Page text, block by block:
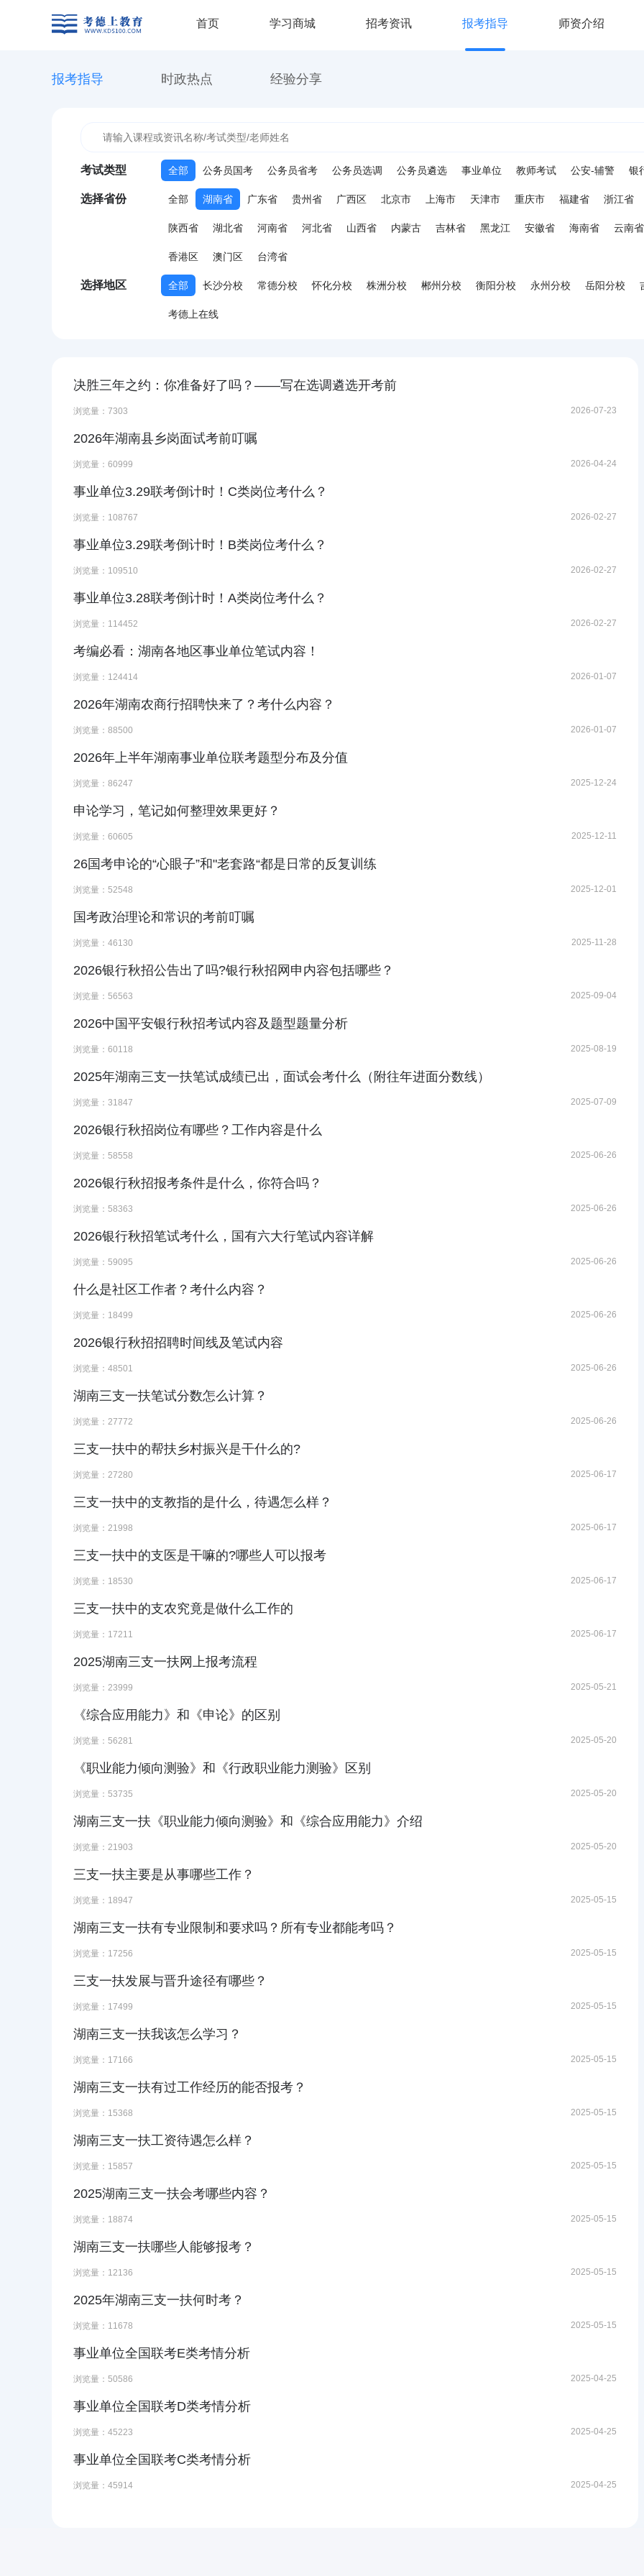
首页 学习商城 招考资讯 报考指导 师资介绍
报考指导 时政热点 经验分享
考试类型 全部 公务员国考 公务员省考 公务员选调 公务员遴选 事业单位 教师考试 公安-辅警 银
选择省份 全部 湖南省 广东省 贵州省 广西区 北京市 上海市 天津市 重庆市 福建省 浙江省
陕西省 湖北省 河南省 河北省 山西省 内蒙古 吉林省 黑龙江 安徽省 海南省 云南省
香港区 澳门区 台湾省
选择地区 全部 长沙分校 常德分校 怀化分校 株洲分校 郴州分校 衡阳分校 永州分校 岳阳分校
考德上在线
决胜三年之约：你准备好了吗？——写在选调遴选开考前
浏览量：7303 2026-07-23
2026年湖南县乡岗面试考前叮嘱
浏览量：60999 2026-04-24
事业单位3.29联考倒计时！C类岗位考什么？
浏览量：108767 2026-02-27
事业单位3.29联考倒计时！B类岗位考什么？
浏览量：109510 2026-02-27
事业单位3.28联考倒计时！A类岗位考什么？
浏览量：114452 2026-02-27
考编必看：湖南各地区事业单位笔试内容！
浏览量：124414 2026-01-07
2026年湖南农商行招聘快来了？考什么内容？
浏览量：88500 2026-01-07
2026年上半年湖南事业单位联考题型分布及分值
浏览量：86247 2025-12-24
申论学习，笔记如何整理效果更好？
浏览量：60605 2025-12-11
26国考申论的“心眼子”和"老套路“都是日常的反复训练
浏览量：52548 2025-12-01
国考政治理论和常识的考前叮嘱
浏览量：46130 2025-11-28
2026银行秋招公告出了吗?银行秋招网申内容包括哪些？
浏览量：56563 2025-09-04
2026中国平安银行秋招考试内容及题型题量分析
浏览量：60118 2025-08-19
2025年湖南三支一扶笔试成绩已出，面试会考什么（附往年进面分数线）
浏览量：31847 2025-07-09
2026银行秋招岗位有哪些？工作内容是什么
浏览量：58558 2025-06-26
2026银行秋招报考条件是什么，你符合吗？
浏览量：58363 2025-06-26
2026银行秋招笔试考什么，国有六大行笔试内容详解
浏览量：59095 2025-06-26
什么是社区工作者？考什么内容？
浏览量：18499 2025-06-26
2026银行秋招招聘时间线及笔试内容
浏览量：48501 2025-06-26
湖南三支一扶笔试分数怎么计算？
浏览量：27772 2025-06-26
三支一扶中的帮扶乡村振兴是干什么的?
浏览量：27280 2025-06-17
三支一扶中的支教指的是什么，待遇怎么样？
浏览量：21998 2025-06-17
三支一扶中的支医是干嘛的?哪些人可以报考
浏览量：18530 2025-06-17
三支一扶中的支农究竟是做什么工作的
浏览量：17211 2025-06-17
2025湖南三支一扶网上报考流程
浏览量：23999 2025-05-21
《综合应用能力》和《申论》的区别
浏览量：56281 2025-05-20
《职业能力倾向测验》和《行政职业能力测验》区别
浏览量：53735 2025-05-20
湖南三支一扶《职业能力倾向测验》和《综合应用能力》介绍
浏览量：21903 2025-05-20
三支一扶主要是从事哪些工作？
浏览量：18947 2025-05-15
湖南三支一扶有专业限制和要求吗？所有专业都能考吗？
浏览量：17256 2025-05-15
三支一扶发展与晋升途径有哪些？
浏览量：17499 2025-05-15
湖南三支一扶我该怎么学习？
浏览量：17166 2025-05-15
湖南三支一扶有过工作经历的能否报考？
浏览量：15368 2025-05-15
湖南三支一扶工资待遇怎么样？
浏览量：15857 2025-05-15
2025湖南三支一扶会考哪些内容？
浏览量：18874 2025-05-15
湖南三支一扶哪些人能够报考？
浏览量：12136 2025-05-15
2025年湖南三支一扶何时考？
浏览量：11678 2025-05-15
事业单位全国联考E类考情分析
浏览量：50586 2025-04-25
事业单位全国联考D类考情分析
浏览量：45223 2025-04-25
事业单位全国联考C类考情分析
浏览量：45914 2025-04-25